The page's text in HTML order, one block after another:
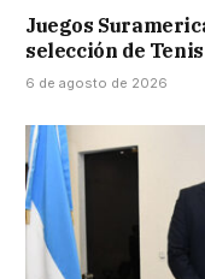
Juegos
selección de Tenis
6 de agosto de 2026